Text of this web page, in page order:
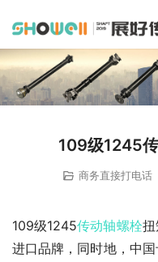
109级1245
商务直接打电话
109级1245传动轴螺栓
进口品牌，同时地，中